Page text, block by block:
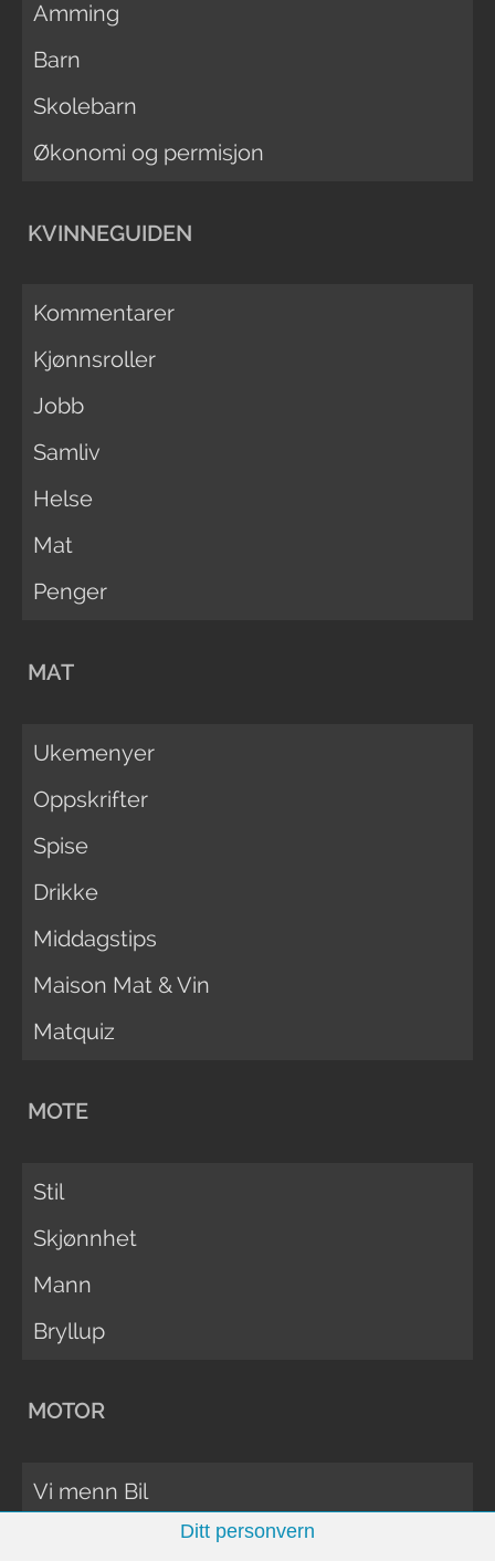
Amming
Barn
Skolebarn
Økonomi og permisjon
KVINNEGUIDEN
Kommentarer
Kjønnsroller
Jobb
Samliv
Helse
Mat
Penger
MAT
Ukemenyer
Oppskrifter
Spise
Drikke
Middagstips
Maison Mat & Vin
Matquiz
MOTE
Stil
Skjønnhet
Mann
Bryllup
MOTOR
Vi menn Bil
Ditt personvern